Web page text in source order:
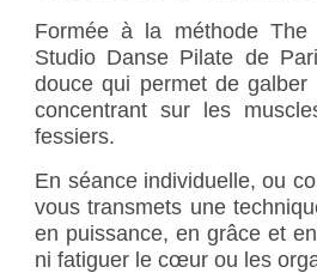
Formée à la méthode The
Studio Danse Pilate de
douce qui permet de
concentrant sur les
fessiers.
En séance individuelle, ou
vous transmets une
en puissance, en grâce et
ni fatiguer le cœur ou les